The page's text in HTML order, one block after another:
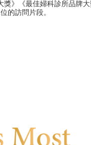
》《最佳婦科診所品牌
的訪問片段。